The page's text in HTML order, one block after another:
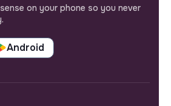
on your phone so you never
Android